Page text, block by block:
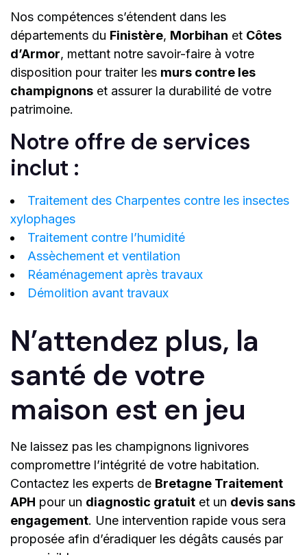
Nos compétences s’étendent dans les
départements du Finistère, Morbihan et Côtes
d’Armor, mettant notre savoir-faire à votre
disposition pour traiter les murs contre les
champignons et assurer la durabilité de votre
patrimoine.
Notre offre de services
inclut :
Traitement des Charpentes contre les insectes
xylophages
Traitement contre l’humidité
Assèchement et ventilation
Réaménagement après travaux
Démolition avant travaux
N’attendez plus, la
santé de votre
maison est en jeu
Ne laissez pas les champignons lignivores
compromettre l’intégrité de votre habitation.
Contactez les experts de Bretagne Traitement
APH pour un diagnostic gratuit et un devis sans
engagement. Une intervention rapide vous sera
proposée afin d’éradiquer les dégâts causés par